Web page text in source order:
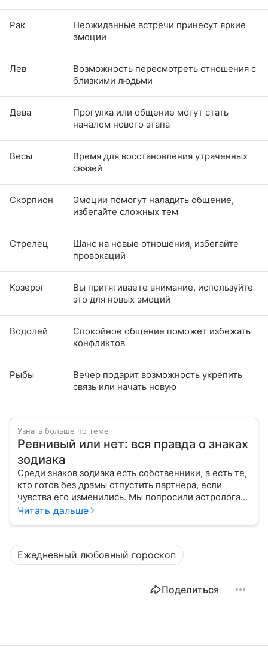
Рак
Неожиданные встречи принесут яркие
эмоции
Лев
Возможность пересмотреть отношения с
близкими людьми
Дева
Прогулка или общение могут стать
началом нового этапа
Весы
Время для восстановления утраченных
связей
Скорпион
Эмоции помогут наладить общение,
избегайте сложных тем
Стрелец
Шанс на новые отношения, избегайте
провокаций
Козерог
Вы притягиваете внимание, используйте
это для новых эмоций
Водолей
Спокойное общение поможет избежать
конфликтов
Рыбы
Вечер подарит возможность укрепить
связь или начать новую
Узнать больше по теме
Ревнивый или нет: вся правда о знаках
зодиака
Среди знаков зодиака есть собственники, а есть те,
кто готов без драмы отпустить партнера, если
чувства его изменились. Мы попросили астролога
рассказать о каждом знаке, ревнивый он или нет.
Читать дальше
Ежедневный любовный гороскоп
Поделиться